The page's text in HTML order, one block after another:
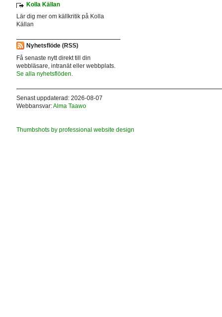
Kolla Källan
Lär dig mer om källkritik på Kolla
Källan
Nyhetsflöde (RSS)
Få senaste nytt direkt till din
webbläsare, intranät eller webbplats.
Se alla nyhetsflöden.
Senast uppdaterad: 2026-08-07
Webbansvar:Alma Taawo
Thumbshots by professional website design